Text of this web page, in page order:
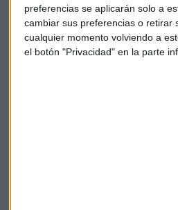
preferencias se aplicarán solo a
cambiar sus preferencias o retirar
cualquier momento volviendo a
el botón "Privacidad" en la parte
¿La acción de Tesla a
El hecho de que Musk haya
significar el inicio de una nueva